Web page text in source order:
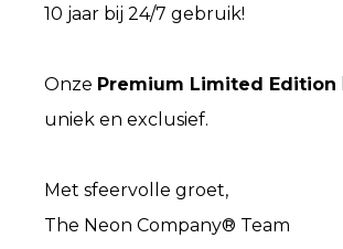
10 jaar bij 24/7 gebruik!
Onze Premium Limited Edition
uniek en exclusief.
Met sfeervolle groet,
The Neon Company® Team